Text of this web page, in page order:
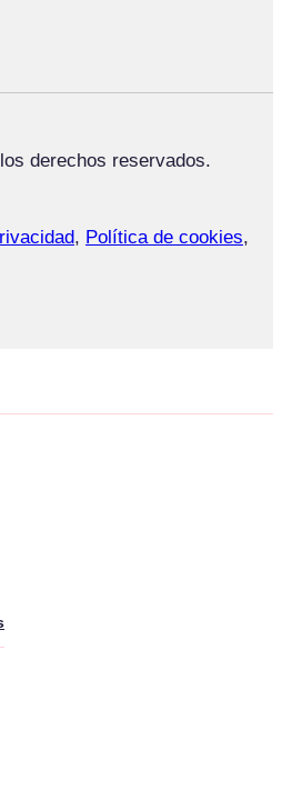
derechos reservados.
, Política de cookies,